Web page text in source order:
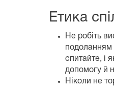
Етика
Не робіть
подоланням
спитайте, і
допомогу й
Ніколи не